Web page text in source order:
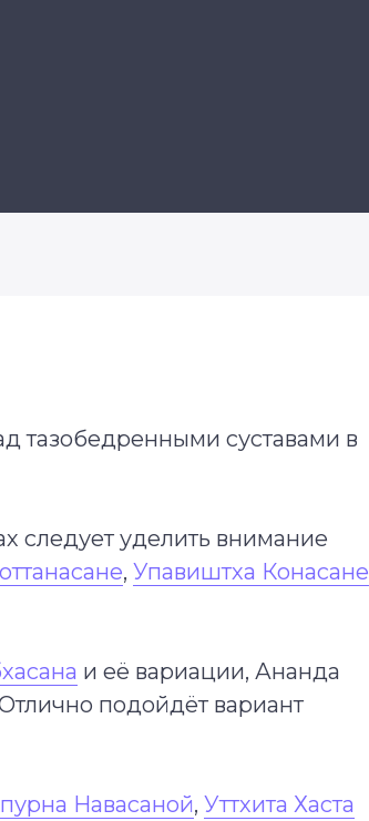
тазобедренными суставами в
следует уделить внимание
, Упавиштха Конасане
и её вариации, Ананда
подойдёт вариант
Навасаной, Уттхита Хаста